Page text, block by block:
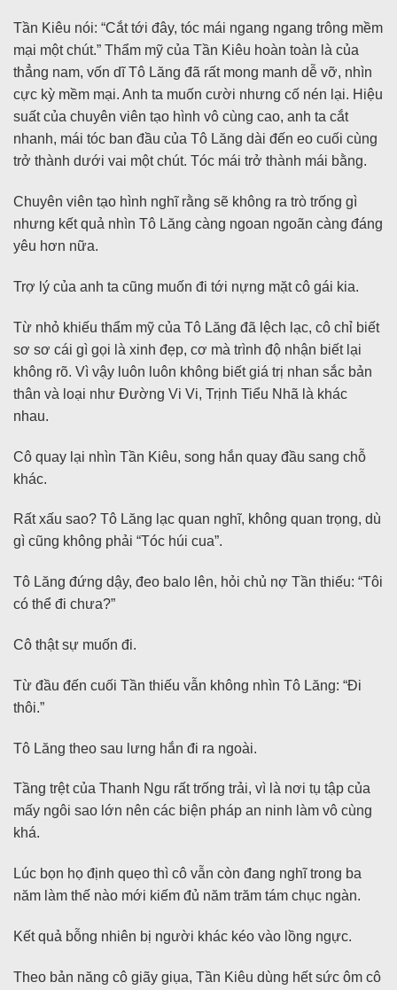
Tần Kiêu nói: “Cắt tới đây, tóc mái ngang ngang trông mềm
mại một chút.” Thẩm mỹ của Tần Kiêu hoàn toàn là của
thẳng nam, vốn dĩ Tô Lăng đã rất mong manh dễ vỡ, nhìn
cực kỳ mềm mại. Anh ta muốn cười nhưng cố nén lại. Hiệu
suất của chuyên viên tạo hình vô cùng cao, anh ta cắt
nhanh, mái tóc ban đầu của Tô Lăng dài đến eo cuối cùng
trở thành dưới vai một chút. Tóc mái trở thành mái bằng.
Chuyên viên tạo hình nghĩ rằng sẽ không ra trò trống gì
nhưng kết quả nhìn Tô Lăng càng ngoan ngoãn càng đáng
yêu hơn nữa.
Trợ lý của anh ta cũng muốn đi tới nựng mặt cô gái kia.
Từ nhỏ khiếu thẩm mỹ của Tô Lăng đã lệch lạc, cô chỉ biết
sơ sơ cái gì gọi là xinh đẹp, cơ mà trình độ nhận biết lại
không rõ. Vì vậy luôn luôn không biết giá trị nhan sắc bản
thân và loại như Đường Vi Vi, Trịnh Tiểu Nhã là khác
nhau.
Cô quay lại nhìn Tần Kiêu, song hắn quay đầu sang chỗ
khác.
Rất xấu sao? Tô Lăng lạc quan nghĩ, không quan trọng, dù
gì cũng không phải “Tóc húi cua”.
Tô Lăng đứng dậy, đeo balo lên, hỏi chủ nợ Tần thiếu: “Tôi
có thể đi chưa?”
Cô thật sự muốn đi.
Từ đầu đến cuối Tần thiếu vẫn không nhìn Tô Lăng: “Đi
thôi.”
Tô Lăng theo sau lưng hắn đi ra ngoài.
Tầng trệt của Thanh Ngu rất trống trải, vì là nơi tụ tập của
mấy ngôi sao lớn nên các biện pháp an ninh làm vô cùng
khá.
Lúc bọn họ định quẹo thì cô vẫn còn đang nghĩ trong ba
năm làm thế nào mới kiếm đủ năm trăm tám chục ngàn.
Kết quả bỗng nhiên bị người khác kéo vào lồng ngực.
Theo bản năng cô giãy giụa, Tần Kiêu dùng hết sức ôm cô